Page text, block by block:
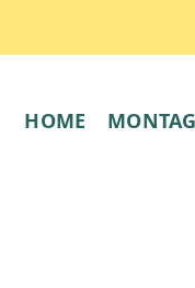
HOME